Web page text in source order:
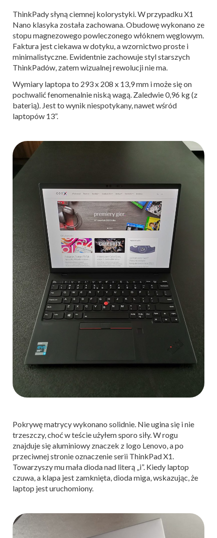
ThinkPady słyną ciemnej kolorystyki. W przypadku X1
Nano klasyka została zachowana. Obudowę wykonano ze
stopu magnezowego powleczonego włóknem węglowym.
Faktura jest ciekawa w dotyku, a wzornictwo proste i
minimalistyczne. Ewidentnie zachowuje styl starszych
ThinkPadów, zatem wizualnej rewolucji nie ma.
Wymiary laptopa to 293 x 208 x 13,9 mm i może się on
pochwalić fenomenalnie niską wagą. Zaledwie 0,96 kg (z
baterią). Jest to wynik niespotykany, nawet wśród
laptopów 13”.
Pokrywę matrycy wykonano solidnie. Nie ugina się i nie
trzeszczy, choć w teście użyłem sporo siły. W rogu
znajduje się aluminiowy znaczek z logo Lenovo, a po
przeciwnej stronie oznaczenie serii ThinkPad X1.
Towarzyszy mu mała dioda nad literą „i”. Kiedy laptop
czuwa, a klapa jest zamknięta, dioda miga, wskazując, że
laptop jest uruchomiony.